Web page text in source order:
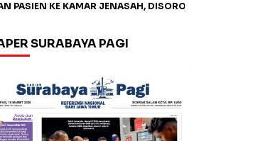
KE KAMAR JENASAH, DISOROT
SURABAYA PAGI